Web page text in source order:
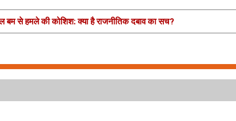
से हमले की कोशिश: क्या है राजनीतिक दबाव का सच?